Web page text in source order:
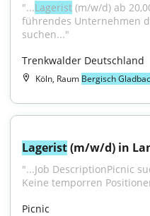
"...Lagerist (m/w/d) ab
führendes Unternehmen
suchen..."
Trenkwalder Deutschland
Köln, Raum Bergisch
Lagerist (m/w/d) in
"...Job DescriptionPicnic
Keine temporren
Picnic